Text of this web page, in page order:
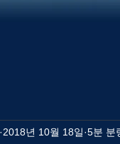
2018년 10월 18일 5분 분